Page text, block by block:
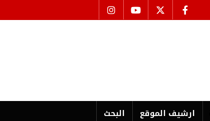
ارشیف الموقع البحث